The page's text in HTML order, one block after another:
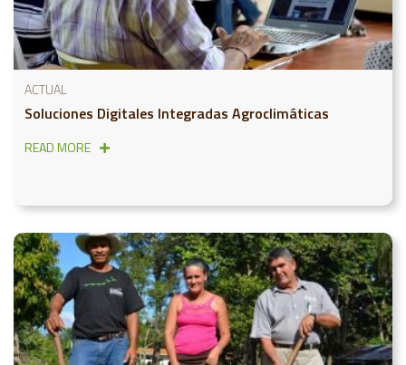
ACTUAL
Soluciones Digitales Integradas Agroclimáticas
READ MORE